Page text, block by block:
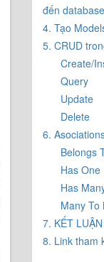
đến database
4. Tạo
5. CRUD
Create/
Query
Update
Delete
6.
Belongs
Has One
Has
Many To
7. KẾT LUẬN
8. Link tham